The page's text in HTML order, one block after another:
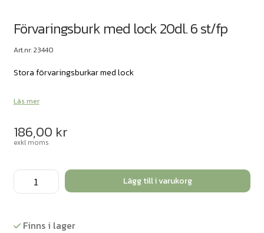
Förvaringsburk med lock 20dl. 6 st/fp
Art.nr: 23440
Stora förvaringsburkar med lock
Läs mer
186,00 kr
exkl moms
Förvaringsburk
med
20dl.
Lägg till i varukorg
Finns i lager